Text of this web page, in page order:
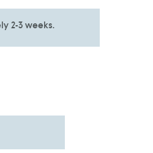
2-3 weeks.